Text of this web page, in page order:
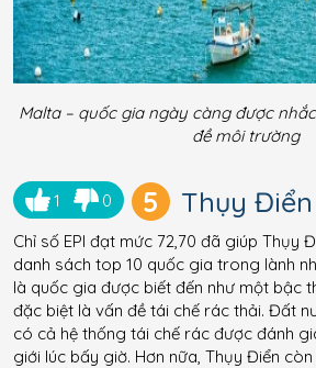
Malta – quốc gia ngày càng được
đề môi trường
1 0 5 Thụy Điển
Chỉ số EPI đạt mức 72,70 đã giúp Thụy
danh sách top 10 quốc gia trong lành
là quốc gia được biết đến như một bậc
đặc biệt là vấn đề tái chế rác thải. Đất
có cả hệ thống tái chế rác được đánh
giới lúc bấy giờ. Hơn nữa, Thụy Điển